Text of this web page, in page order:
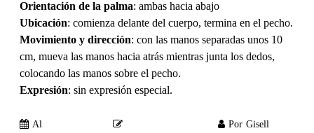
Orientación de la palma: ambas hacia abajo
Ubicación: comienza delante del cuerpo, termina en el pecho.
Movimiento y dirección: con las manos separadas unos 10
cm, mueva las manos hacia atrás mientras junta los dedos,
colocando las manos sobre el pecho.
Expresión: sin expresión especial.
Al
Por Gisell